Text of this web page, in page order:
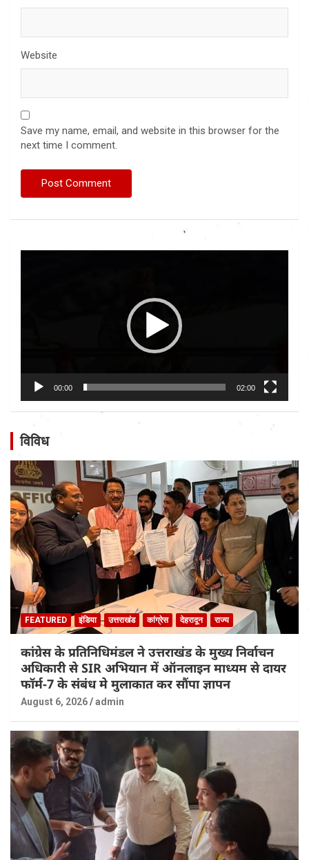
Website
Save my name, email, and website in this browser for the
next time I comment.
00:00 02:00
विविध
FEATURED इंडिया उत्तराखंड कांग्रेस देहरादून राज्य
कांग्रेस के प्रतिनिधिमंडल ने उत्तराखंड के मुख्य निर्वाचन
अधिकारी से SIR अभियान में ऑनलाइन माध्यम से दायर
फॉर्म-7 के संबंध मे मुलाकात कर सौंपा ज्ञापन
August 6, 2026 admin